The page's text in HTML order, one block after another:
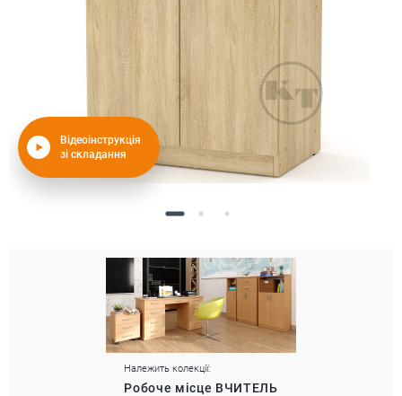
Відеоінструкція
зі складання
Належить колекції:
Робоче місце ВЧИТЕЛЬ